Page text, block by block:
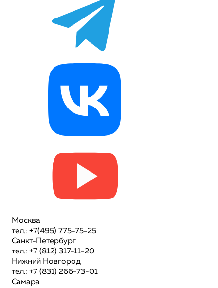
Москва
тел.: +7(495) 775-75-25
Санкт-Петербург
тел.: +7 (812) 317-11-20
Нижний Новгород
тел.: +7 (831) 266-73-01
Самара